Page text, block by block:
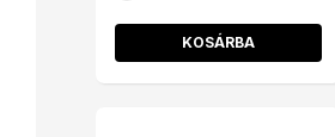
KOSÁRBA